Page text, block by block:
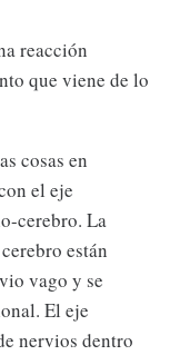
reacción
que viene de lo
cosas en
el eje
cerebro. La
están
vago y se
El eje
nervios dentro